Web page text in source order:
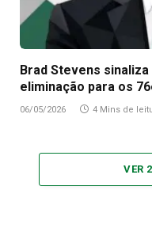
Brad Stevens
eliminação para os
06/05/2026 4 Mins de
VER